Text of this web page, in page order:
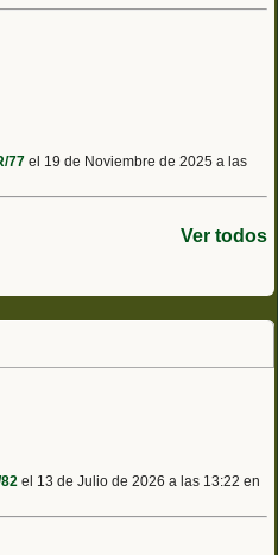
77 el 19 de Noviembre de 2025 a las
Ver todos
el 13 de Julio de 2026 a las 13:22 en